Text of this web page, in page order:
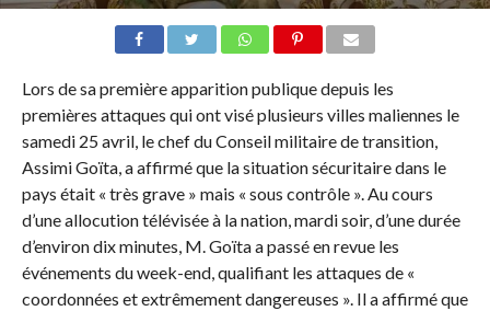
Lors de sa première apparition publique depuis les
premières attaques qui ont visé plusieurs villes maliennes le
samedi 25 avril, le chef du Conseil militaire de transition,
Assimi Goïta, a affirmé que la situation sécuritaire dans le
pays était « très grave » mais « sous contrôle ». Au cours
d’une allocution télévisée à la nation, mardi soir, d’une durée
d’environ dix minutes, M. Goïta a passé en revue les
événements du week-end, qualifiant les attaques de «
coordonnées et extrêmement dangereuses ». Il a affirmé que